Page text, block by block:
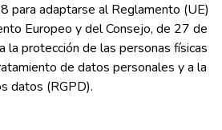
para adaptarse al Reglamento (UE)
Europeo y del Consejo, de 27 de
protección de las personas físicas
de datos personales y a la
datos (RGPD).